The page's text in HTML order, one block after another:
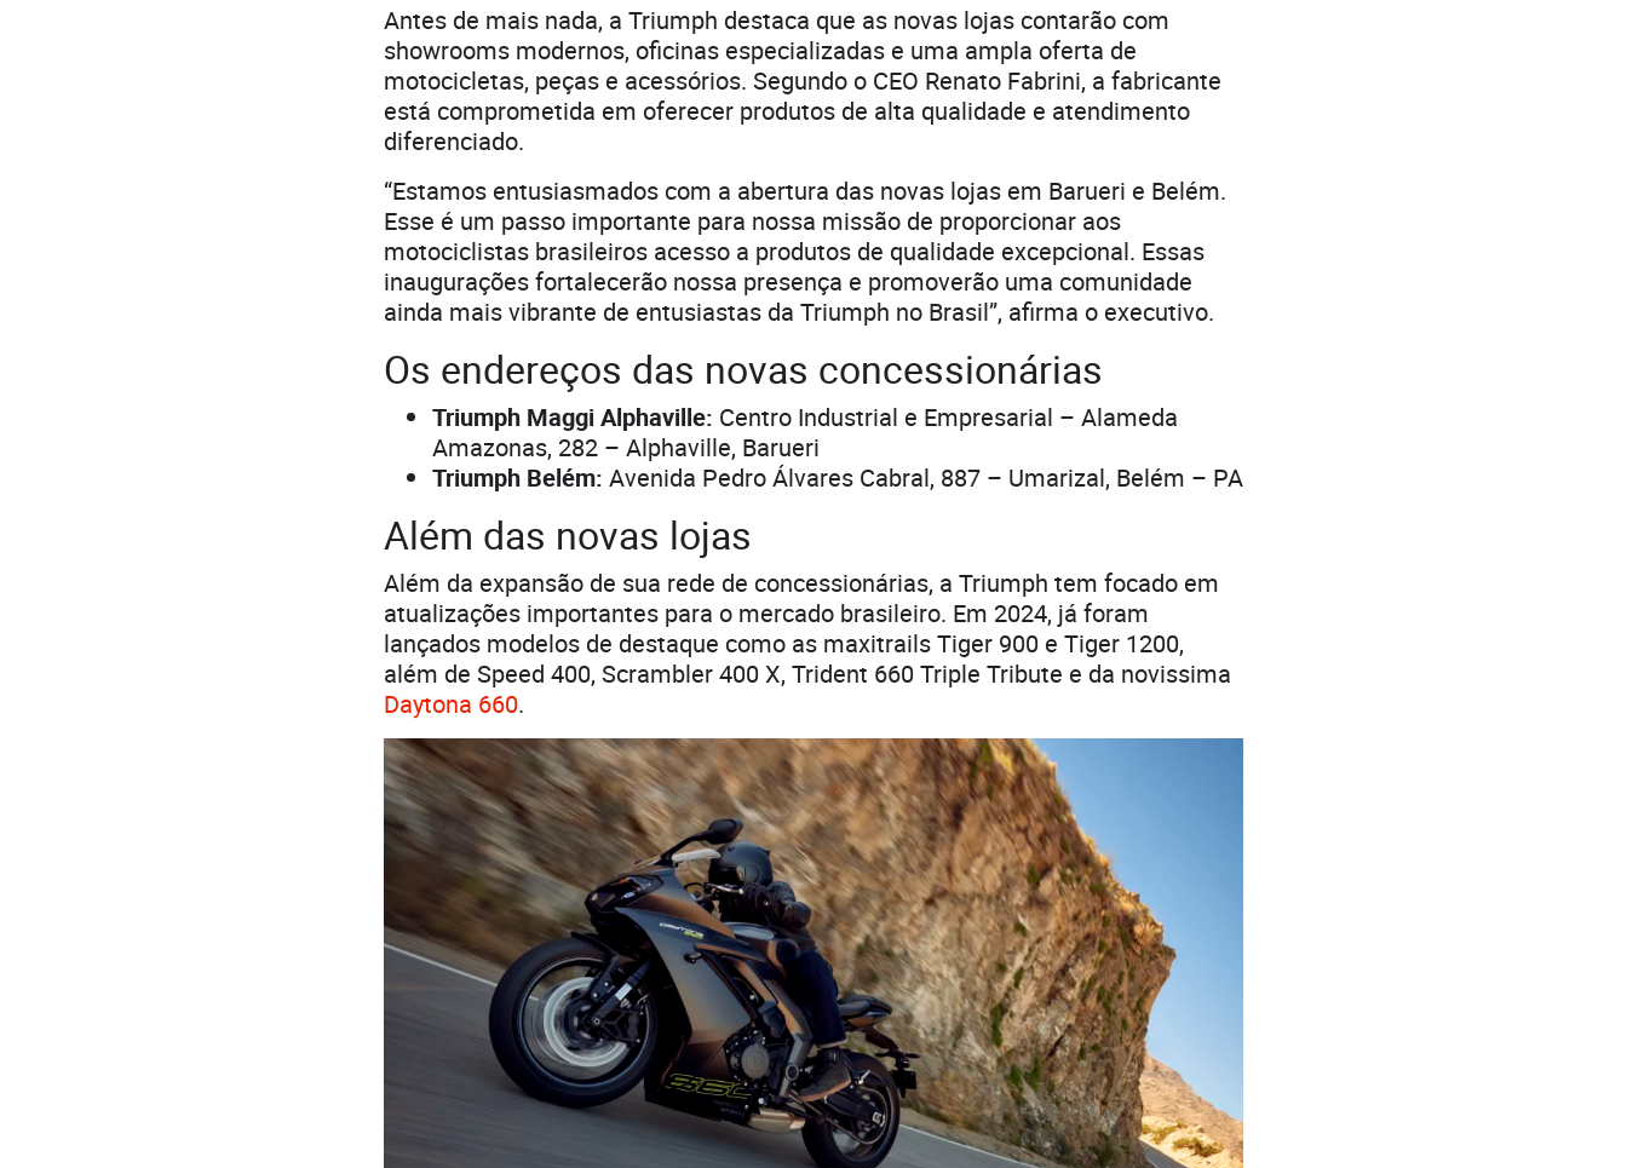
Antes de mais nada, a Triumph destaca que as novas lojas contarão com
showrooms modernos, oficinas especializadas e uma ampla oferta de
motocicletas, peças e acessórios. Segundo o CEO Renato Fabrini, a fabricante
está comprometida em oferecer produtos de alta qualidade e atendimento
diferenciado.
“Estamos entusiasmados com a abertura das novas lojas em Barueri e Belém.
Esse é um passo importante para nossa missão de proporcionar aos
motociclistas brasileiros acesso a produtos de qualidade excepcional. Essas
inaugurações fortalecerão nossa presença e promoverão uma comunidade
ainda mais vibrante de entusiastas da Triumph no Brasil”, afirma o executivo.
Os endereços das novas concessionárias
Triumph Maggi Alphaville: Centro Industrial e Empresarial – Alameda
Amazonas, 282 – Alphaville, Barueri
Triumph Belém: Avenida Pedro Álvares Cabral, 887 – Umarizal, Belém – PA
Além das novas lojas
Além da expansão de sua rede de concessionárias, a Triumph tem focado em
atualizações importantes para o mercado brasileiro. Em 2024, já foram
lançados modelos de destaque como as maxitrails Tiger 900 e Tiger 1200,
além de Speed 400, Scrambler 400 X, Trident 660 Triple Tribute e da novissima
Daytona 660.